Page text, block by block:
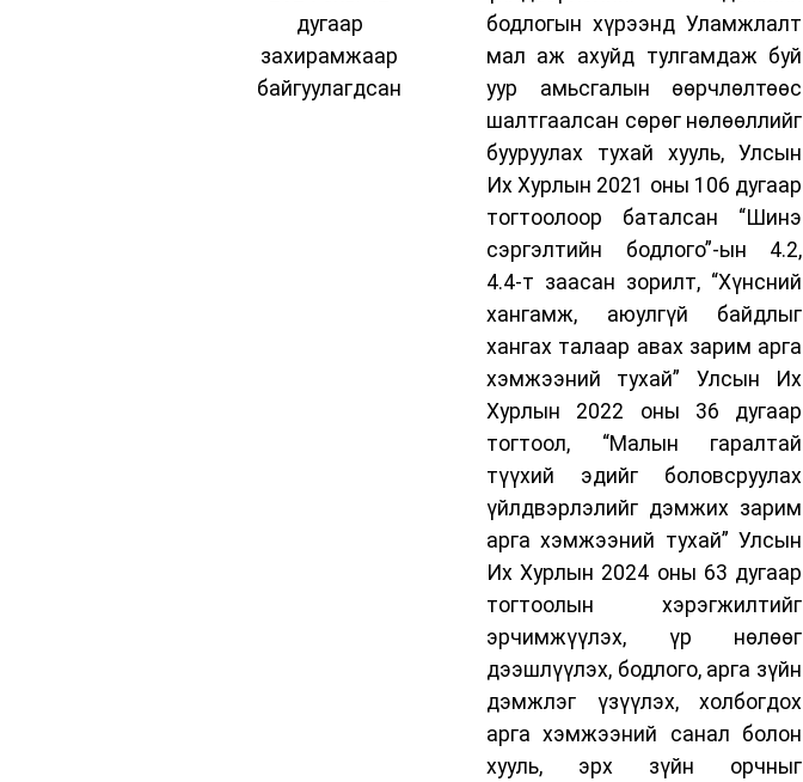
дугаар
захирамжаар
байгуулагдсан
бодлогын хүрээнд Уламжлалт
мал аж ахуйд тулгамдаж буй
уур амьсгалын өөрчлөлтөөс
шалтгаалсан сөрөг нөлөөллийг
бууруулах тухай хууль, Улсын
Их Хурлын 2021 оны 106 дугаар
тогтоолоор баталсан “Шинэ
сэргэлтийн бодлого”-ын 4.2,
4.4-т заасан зорилт, “Хүнсний
хангамж, аюулгүй байдлыг
хангах талаар авах зарим арга
хэмжээний тухай” Улсын Их
Хурлын 2022 оны 36 дугаар
тогтоол, “Малын гаралтай
түүхий эдийг боловсруулах
үйлдвэрлэлийг дэмжих зарим
арга хэмжээний тухай” Улсын
Их Хурлын 2024 оны 63 дугаар
тогтоолын хэрэгжилтийг
эрчимжүүлэх, үр нөлөөг
дээшлүүлэх, бодлого, арга зүйн
дэмжлэг үзүүлэх, холбогдох
арга хэмжээний санал болон
хууль, эрх зүйн орчныг